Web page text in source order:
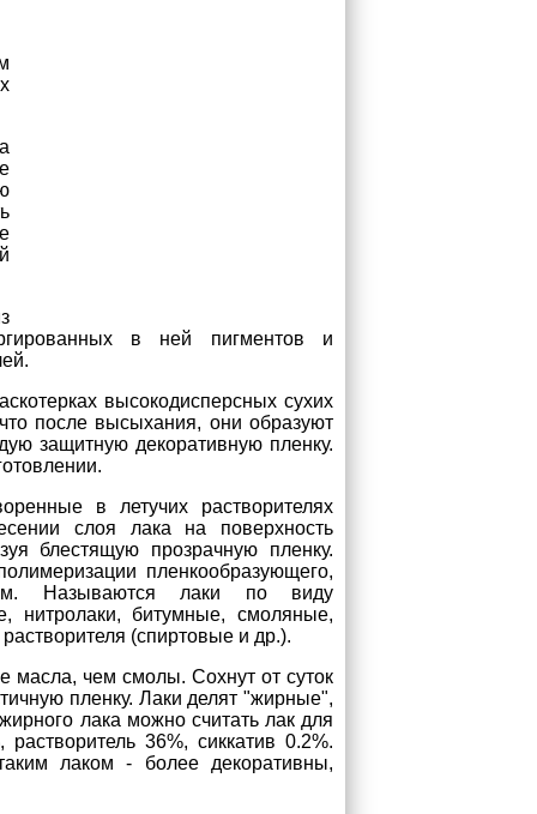
в ней пигментов и
высокодисперсных сухих
после высыхания, они образуют
защитную декоративную пленку.
в летучих растворителях
слоя лака на поверхность
блестящую прозрачную пленку.
пленкообразующего,
Называются лаки по виду
нитролаки, битумные, смоляные,
(спиртовые и др.).
масла, чем смолы. Сохнут от суток
пленку. Лаки делят "жирные",
лака можно считать лак для
36%, сиккатив 0.2%.
лаком - более декоративны,